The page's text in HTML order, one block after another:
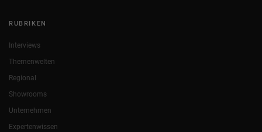
RUBRIKEN
Interviews
Themenwelten
Regional
Showrooms
Unternehmen
Expertenwissen